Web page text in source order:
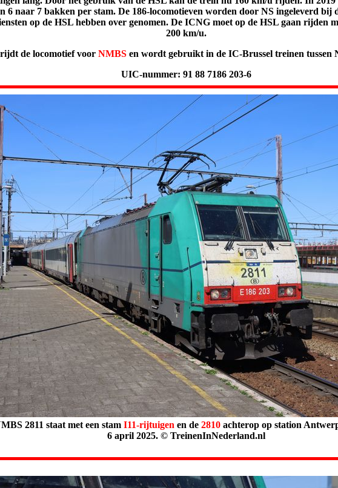
6 naar 7 bakken per stam. De 186-locomotieven worden door NS ingeleverd bij
op de HSL hebben over genomen. De ICNG moet op de HSL gaan rijden
200 km/u.
de locomotief voor NMBS en wordt gebruikt in de IC-Brussel treinen tussen
UIC-nummer: 91 88 7186 203-6
2811 staat met een stam I11-rijtuigen en de 2810 achterop op station
6 april 2025. © TreinenInNederland.nl